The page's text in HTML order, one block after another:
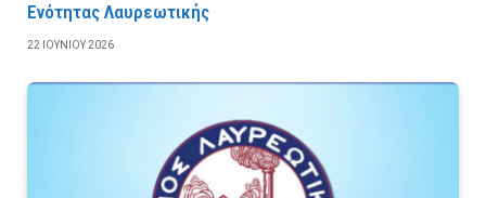
Ενότητας Λαυρεωτικής
22 ΙΟΥΝΊΟΥ 2026